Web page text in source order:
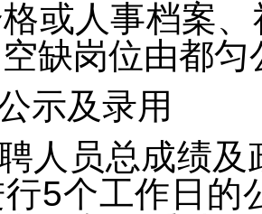
或人事档案
缺岗位由都
示及录用
人员总成绩
行5个工作日的